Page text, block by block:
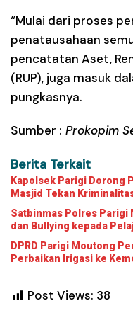
“Mulai dari proses
penatausahaan
pencatatan Aset,
(RUP), juga masuk
pungkasnya.
Sumber : Prokopim
Berita Terkait
Kapolsek Parigi Dorong
Masjid Tekan
Satbinmas Polres Parigi
dan Bullying kepada
DPRD Parigi Moutong
Perbaikan Irigasi ke
Post Views: 38